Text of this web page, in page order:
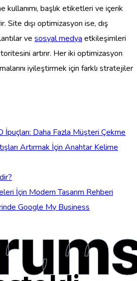
kullanımı, başlık etiketleri ve içerik
Site dışı optimizasyon ise, dış
ve sosyal medya etkileşimleri
artırır. Her iki optimizasyon
iyileştirmek için farklı stratejiler
İpuçları: Daha Fazla Müşteri Çekme
Artırmak İçin Anahtar Kelime
İçin Modern Tasarım Rehberi
Google My Business